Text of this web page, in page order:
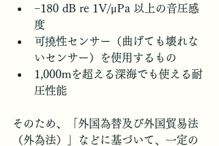
−180 dB re 1V/μPa 以上の音圧感
度
可撓性センサー（曲げても壊れな
いセンサー）を使用するもの
1,000mを超える深海でも使える耐
圧性能
そのため、「外国為替及び外国貿易法
（外為法）」などに基づいて、一定の